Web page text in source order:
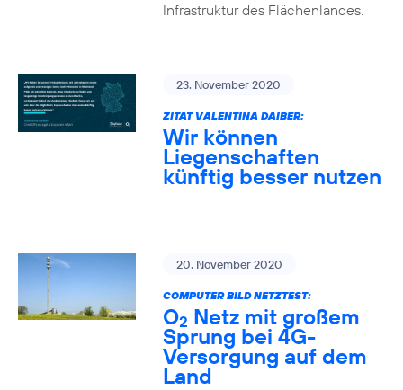
Infrastruktur des Flächenlandes.
23. November 2020
ZITAT VALENTINA DAIBER:
Wir können
Liegenschaften
künftig besser nutzen
20. November 2020
COMPUTER BILD NETZTEST:
O2 Netz mit großem
Sprung bei 4G-
Versorgung auf dem
Land